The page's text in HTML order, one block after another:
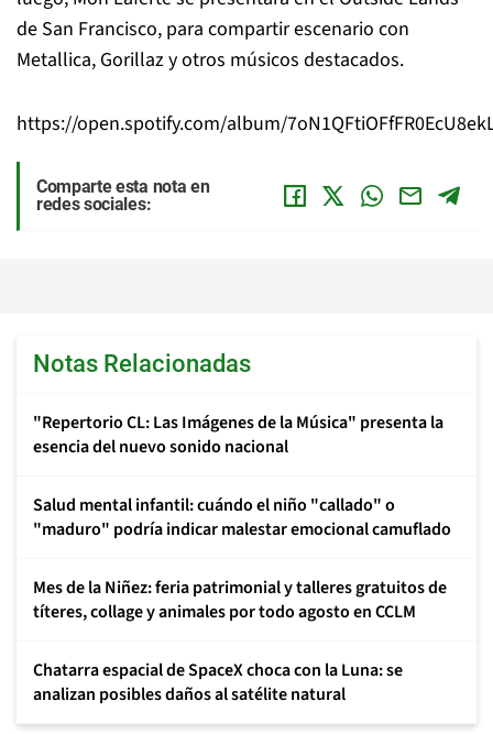
de San Francisco, para compartir escenario con
Metallica, Gorillaz y otros músicos destacados.
https://open.spotify.com/album/
Comparte esta nota en
redes sociales:
Notas Relacionadas
"Repertorio CL: Las Imágenes de la Música" presenta la
esencia del nuevo sonido nacional
Salud mental infantil: cuándo el niño "callado" o
"maduro" podría indicar malestar emocional camuflado
Mes de la Niñez: feria patrimonial y talleres gratuitos de
títeres, collage y animales por todo agosto en CCLM
Chatarra espacial de SpaceX choca con la Luna: se
analizan posibles daños al satélite natural